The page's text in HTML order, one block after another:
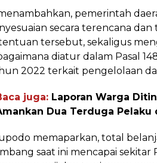
pemerintah
secara terencana
tersebut, sekaligus
diatur dalam Pasal
2022 terkait pengelolaan
juga: Laporan Warga
Dua Terduga Pelaku
memaparkan, total
saat ini mencapai sekitar